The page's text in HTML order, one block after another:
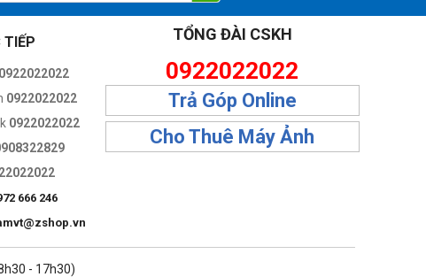
TIẾP
0922022022
0922022022
0922022022
666 246
TỔNG ĐÀI CSKH
0922022022
Trả Góp Online
Cho Thuê Máy Ảnh
- 17h30)